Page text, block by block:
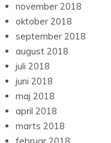
november 2018
oktober 2018
september 2018
august 2018
juli 2018
juni 2018
maj 2018
april 2018
marts 2018